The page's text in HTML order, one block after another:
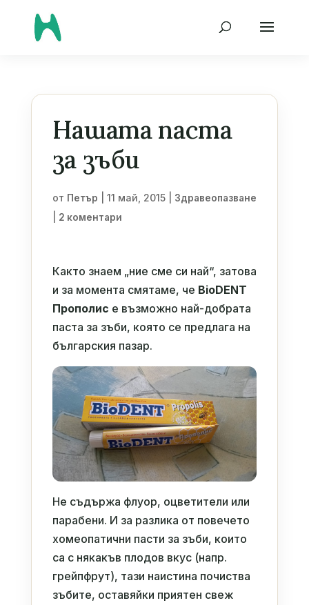
Нашата паста
за зъби
от Петър 11 май, 2015| Здравеопазване
2 коментари
Както знаем „ние сме си най“, затова
и за момента смятаме, че BioDENT
Прополис е възможно най-добрата
паста за зъби, която се предлага на
българския пазар.
Не съдържа флуор, оцветители или
парабени. И за разлика от повечето
хомеопатични пасти за зъби, които
са с някакъв плодов вкус (напр.
грейпфрут), тази наистина почиства
зъбите, оставяйки приятен свеж